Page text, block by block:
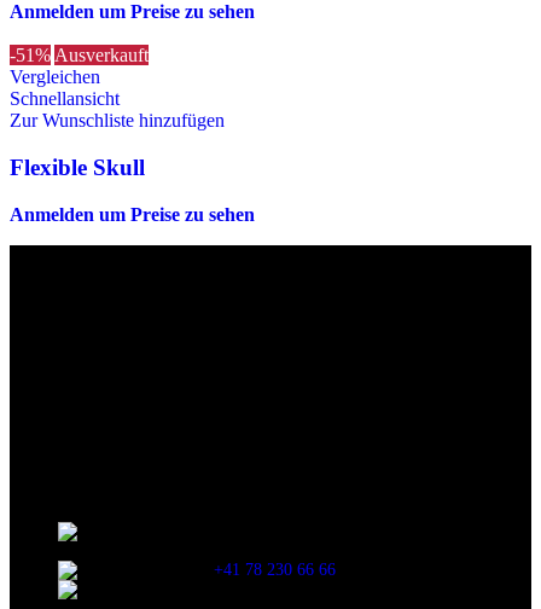
Anmelden um Preise zu sehen
-51% Ausverkauft
Vergleichen
Schnellansicht
Zur Wunschliste hinzufügen
Flexible Skull
Anmelden um Preise zu sehen
+41 78 230 66 66